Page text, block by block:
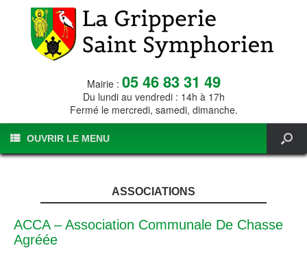
Mairie : 05 46 83 31 49
Du lundi au vendredi : 14h à 17h
Fermé le mercredi, samedi, dimanche.
OUVRIR LE MENU
ASSOCIATIONS
ACCA – Association Communale De Chasse
Agréée